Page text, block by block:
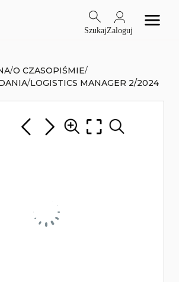
SzukajZaloguj
/O CZASOPIŚMIE/
/LOGISTICS MANAGER 2/2024